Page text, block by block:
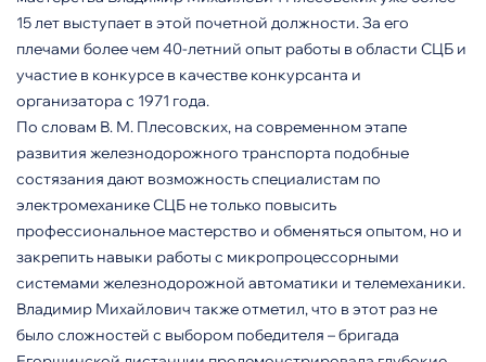
15 лет выступает в этой почетной должности. За его
плечами более чем 40-летний опыт работы в области СЦБ и
участие в конкурсе в качестве конкурсанта и
организатора с 1971 года.
По словам В. М. Плесовских, на современном этапе
развития железнодорожного транспорта подобные
состязания дают возможность специалистам по
электромеханике СЦБ не только повысить
профессиональное мастерство и обменяться опытом, но и
закрепить навыки работы с микропроцессорными
системами железнодорожной автоматики и телемеханики.
Владимир Михайлович также отметил, что в этот раз не
было сложностей с выбором победителя – бригада